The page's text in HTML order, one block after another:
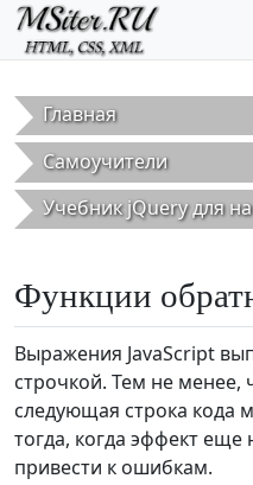
Перейти к основному
Главная
Самоучители
Учебник jQuery для
Функции
Выражения JavaScript
строчкой. Тем не менее,
следующая строка кода
тогда, когда эффект
привести к ошибкам.